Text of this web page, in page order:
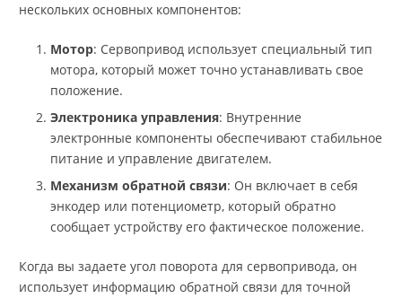
нескольких основных компонентов:
Мотор: Сервопривод использует специальный тип
мотора, который может точно устанавливать свое
положение.
Электроника управления: Внутренние
электронные компоненты обеспечивают стабильное
питание и управление двигателем.
Механизм обратной связи: Он включает в себя
энкодер или потенциометр, который обратно
сообщает устройству его фактическое положение.
Когда вы задаете угол поворота для сервопривода, он
использует информацию обратной связи для точной